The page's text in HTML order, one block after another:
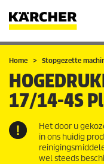
Boodschappenmandje
Verlanglijstje
Home Stopgezette
17/14-4S
Het door u
in ons huidig
wel steeds